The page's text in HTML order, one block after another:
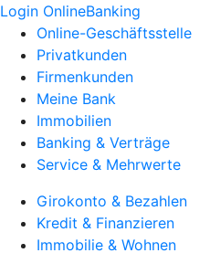
Login OnlineBanking
Online-Geschäftsstelle
Privatkunden
Firmenkunden
Meine Bank
Immobilien
Banking & Verträge
Service & Mehrwerte
Girokonto & Bezahlen
Kredit & Finanzieren
Immobilie & Wohnen